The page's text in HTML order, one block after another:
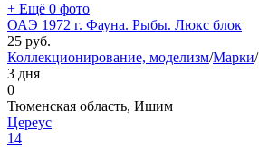
+ Ещё 0 фото
ОАЭ 1972 г. Фауна. Рыбы. Люкс блок
25 руб.
Коллекционирование, моделизм/Марки/
3 дня
0
Тюменская область, Ишим
Цереус
14